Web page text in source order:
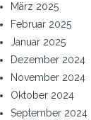
März 2025
Februar 2025
Januar 2025
Dezember 2024
November 2024
Oktober 2024
September 2024